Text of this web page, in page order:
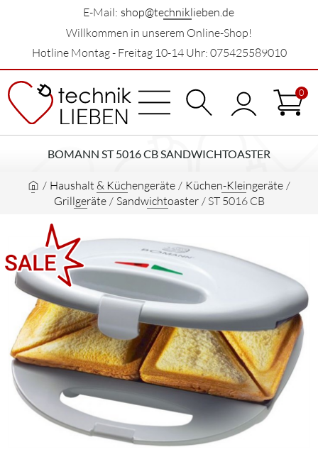
E-Mail: shop@techniklieben.de
Willkommen in unserem Online-Shop!
Hotline Montag - Freitag 10-14 Uhr: 075425589010
0
BOMANN ST 5016 CB SANDWICHTOASTER
/ Haushalt & Küchengeräte / Küchen-Kleingeräte /
Grillgeräte / Sandwichtoaster / ST 5016 CB